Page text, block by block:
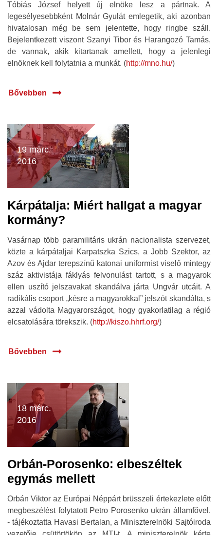
Tóbiás József helyett új elnöke lesz a pártnak. A
legesélyesebbként Molnár Gyulát emlegetik, aki azonban
hivatalosan még be sem jelentette, hogy ringbe száll.
Bejelentkezett viszont Szanyi Tibor és Harangozó Tamás,
de vannak, akik kitartanak amellett, hogy a jelenlegi
elnöknek kell folytatnia a munkát. (http://mno.hu/)
Bővebben
19 márc.
2016
Kárpátalja: Miért hallgat a magyar
kormány?
Vasárnap több paramilitáris ukrán nacionalista szervezet,
közte a kárpátaljai Karpatszka Szics, a Jobb Szektor, az
Azov és Ajdar terepszínű katonai uniformist viselő mintegy
száz aktivistája fáklyás felvonulást tartott, s a magyarok
ellen uszító jelszavakat skandálva járta Ungvár utcáit. A
radikális csoport „késre a magyarokkal” jelszót skandálta, s
azzal vádolta Magyarországot, hogy gyakorlatilag a régió
elcsatolására törekszik. (http://kiszo.hhrf.org/)
Bővebben
18 márc.
2016
Orbán-Porosenko: elbeszéltek
egymás mellett
Orbán Viktor az Európai Néppárt brüsszeli értekezlete előtt
megbeszélést folytatott Petro Porosenko ukrán államfővel.
- tájékoztatta Havasi Bertalan, a Miniszterelnöki Sajtóiroda